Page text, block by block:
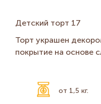
Детский торт 17
Торт украшен
покрытие на основе
от 1,5 кг.